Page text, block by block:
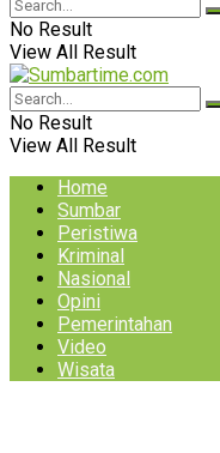
No Result
View All Result
No Result
View All Result
Home
Sumbar
Peristiwa
Kriminal
Nasional
Opini
Pemerintahan
Video
Wisata